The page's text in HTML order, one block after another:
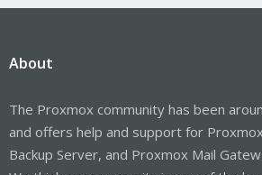
About
The Proxmox community has been
and offers help and support for
Backup Server, and Proxmox Mail